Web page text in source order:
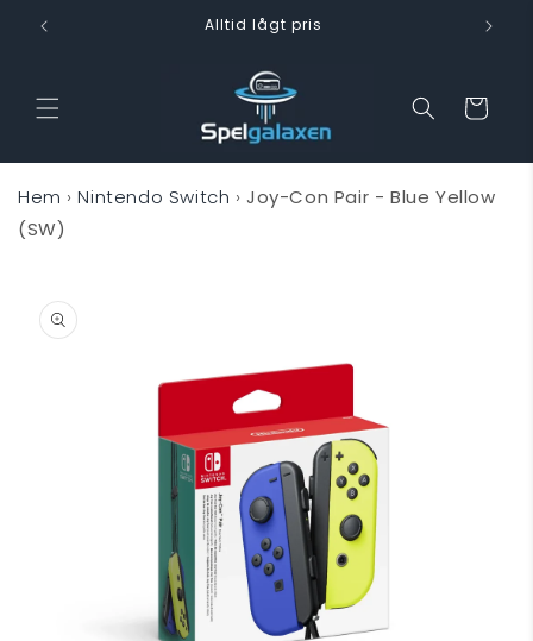
vidare
till
Alltid lågt pris
Varukorg
Hem › Nintendo Switch › Joy-Con Pair - Blue Yellow
(SW)
vidare till